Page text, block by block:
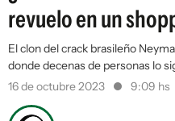
revuelo en un
El clon del crack brasileño
donde decenas de personas lo
16 de octubre 2023
9:09 hs